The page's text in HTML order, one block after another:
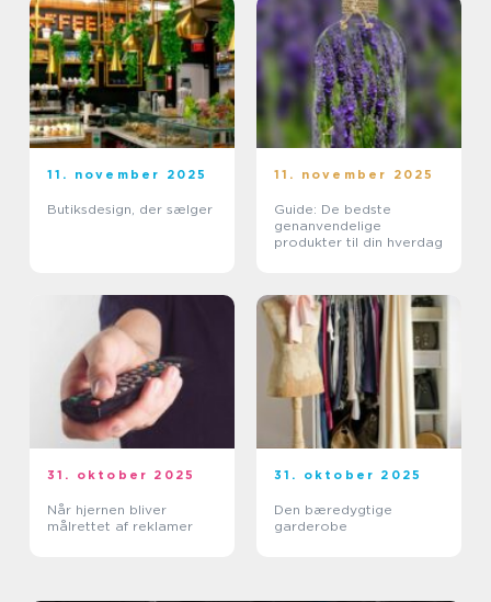
11. november 2025
Butiksdesign, der sælger
11. november 2025
Guide: De bedste
genanvendelige
produkter til din hverdag
31. oktober 2025
Når hjernen bliver
målrettet af reklamer
31. oktober 2025
Den bæredygtige
garderobe